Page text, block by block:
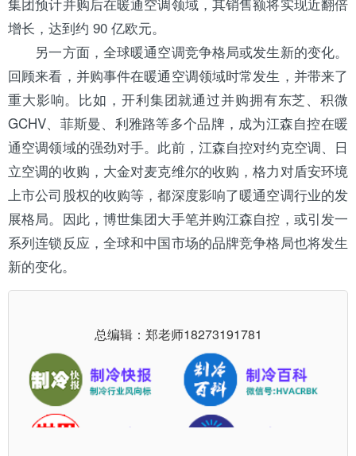
增长，达到约 90 亿欧元。
另一方面，全球暖通空调竞争格局或发生新的变化。
回顾来看，并购事件在暖通空调领域时常发生，并带来了
重大影响。比如， 开利集团就通过并购拥有东芝、积微
GCHV、菲斯曼、利雅路等多个品牌，成为江森自控在暖
通空调领域的强劲对手。此前，江森自控对约克空调、日
立空调的收购， 大金对麦克维尔的收购，格力对盾安环境
上市公司股权的收购等，都深度影响了暖通空调行业的发
展格局。因此，博世集团大手笔并购江森自控，或引发一
系列连锁反应，全球和中国市场的品牌竞争格局也将发生
新的变化。
总编辑：郑老师18273191781